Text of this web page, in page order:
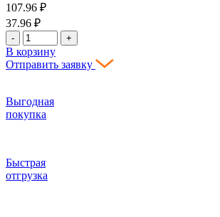
107.96 ₽
37.96 ₽
- +
В корзину
Отправить заявку
Выгодная
покупка
Быстрая
отгрузка